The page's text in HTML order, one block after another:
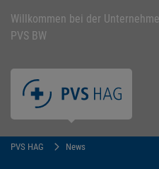
Willkommen bei der
PVS BW
PVS HAG News